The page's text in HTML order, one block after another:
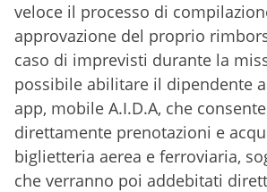
veloce il processo di
approvazione del proprio
caso di imprevisti durante la
possibile abilitare il dipendente
app, mobile A.I.D.A, che
direttamente prenotazioni e
biglietteria aerea e ferroviaria,
che verranno poi addebitati